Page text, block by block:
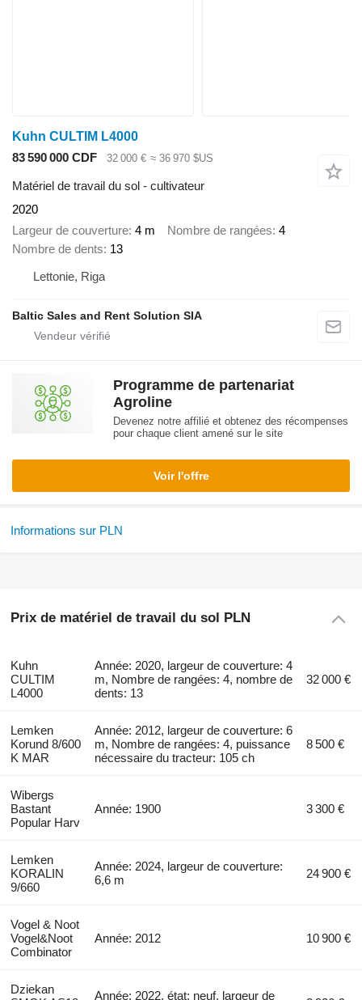
Kuhn CULTIM L4000
83 590 000 CDF
32 000 € ≈ 36 970 $US
Matériel de travail du sol - cultivateur
2020
Largeur de couverture 4 m Nombre de rangées 4
Nombre de dents 13
Lettonie, Riga
Baltic Sales and Rent Solution SIA
Programme de partenariat
Agroline
Devenez notre affilié et obtenez des récompenses
pour chaque client amené sur le site
Voir l'offre
Informations sur PLN
Prix de matériel de travail du sol PLN
Kuhn
CULTIM
L4000
Année: 2020, largeur de couverture: 4
m, Nombre de rangées: 4, nombre de
dents: 13
32 000 €
Lemken
Korund 8/600
K MAR
Année: 2012, largeur de couverture: 6
m, Nombre de rangées: 4, puissance
nécessaire du tracteur: 105 ch
8 500 €
Wibergs
Bastant
Popular Harv
Année: 1900 3 300 €
Lemken
KORALIN
9/660
Année: 2024, largeur de couverture:
6,6 m
24 900 €
Vogel & Noot
Vogel&Noot
Combinator
Année: 2012 10 900 €
Dziekan
Année: 2022, état: neuf, largeur de